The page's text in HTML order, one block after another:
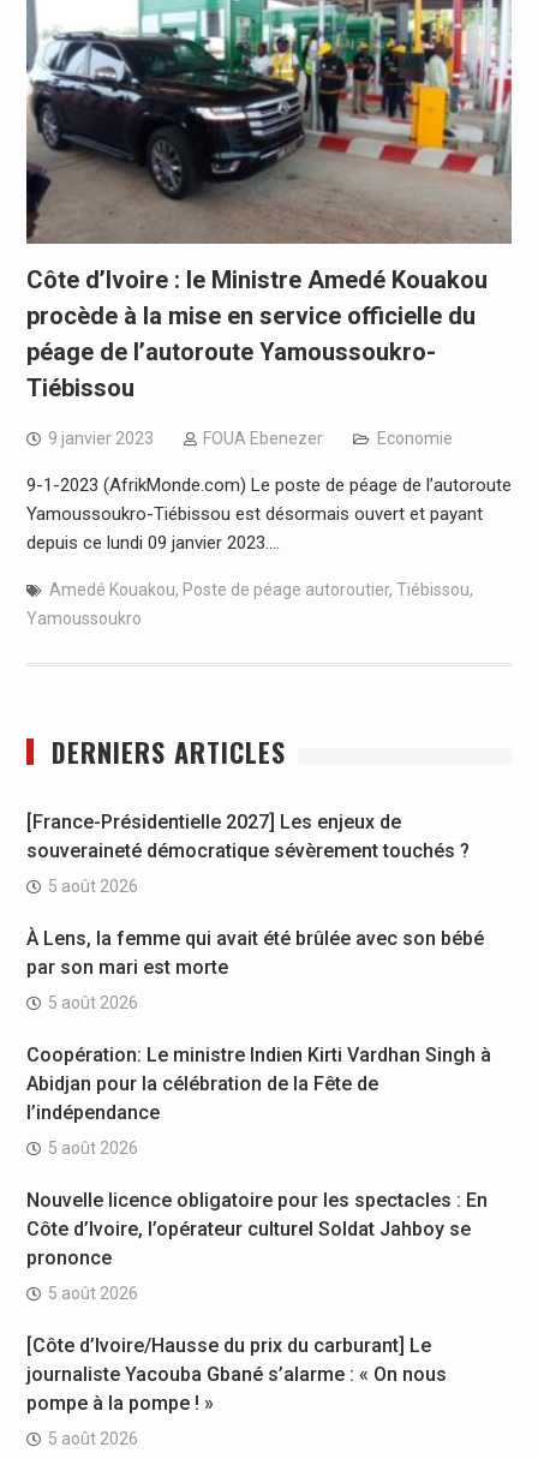
Côte d’Ivoire : le Ministre Amedé Kouakou
procède à la mise en service officielle du
péage de l’autoroute Yamoussoukro-
Tiébissou
9 janvier 2023 FOUA Ebenezer Economie
9-1-2023 (AfrikMonde.com) Le poste de péage de l’autoroute
Yamoussoukro-Tiébissou est désormais ouvert et payant
depuis ce lundi 09 janvier 2023.…
Amedé Kouakou, Poste de péage autoroutier, Tiébissou,
Yamoussoukro
DERNIERS ARTICLES
[France-Présidentielle 2027] Les enjeux de
souveraineté démocratique sévèrement touchés ?
5 août 2026
À Lens, la femme qui avait été brûlée avec son bébé
par son mari est morte
5 août 2026
Coopération: Le ministre Indien Kirti Vardhan Singh à
Abidjan pour la célébration de la Fête de
l’indépendance
5 août 2026
Nouvelle licence obligatoire pour les spectacles : En
Côte d’Ivoire, l’opérateur culturel Soldat Jahboy se
prononce
5 août 2026
[Côte d’Ivoire/Hausse du prix du carburant] Le
journaliste Yacouba Gbané s’alarme : « On nous
pompe à la pompe ! »
5 août 2026